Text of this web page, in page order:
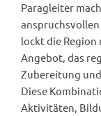
Paragleiter
lockt die
Angebot, das
Zubereitung
Diese
Aktivitäten,